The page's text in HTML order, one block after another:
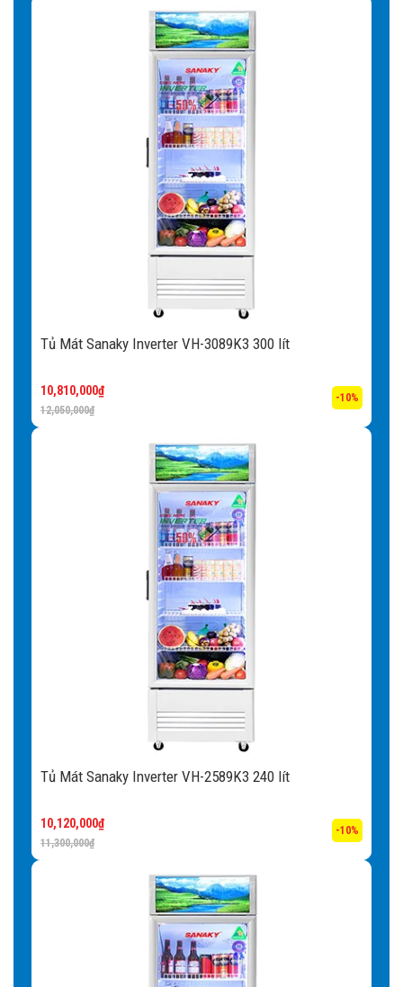
từ chính lốc máy đưa lên sưởi kính rất hiệu quả và tiết
Việc mở tủ thường xuyên sẽ làm thất thoát
nhiệt, giảm hiệu quả lạnh của tủ, đồng thời tiêu tốn nhiều
điện năng không cần thiết. Khóa an toàn sẽ giúp người sử
dụng kiểm soát tốt hơn hoạt động đóng – mở tủ mát.
Khi mua tủ kệ sẽ được tặng kèm cho khách
hàng, người sử dụng có thể dễ dàng sắp xếp các loại thực
phẩm theo từng ngăn sao cho tiện lợi nhất.
Khi trưng bày thực phẩm lâu ngày, các
loại bụi bẩn và mùi hôi khó chịu sẽ dần hình thành. Với lỗ
thoát nước được thiết kế bên trong, việc vệ sinh tủ định kì
tươi mát.
Tủ Mát Sanaky Inverter VH-3089K3 300 lít
12,050,000₫
10,810,000₫
-10%
Tủ Mát Sanaky Inverter VH-2589K3 240 lít
11,300,000₫
10,120,000₫
-10%